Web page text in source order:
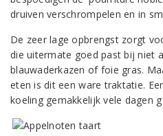
druiven verschrompelen en in
De zeer lage opbrengst zorgt
die uitermate goed past bij niet
blauwaderkazen of foie gras.
eten is dit een ware traktatie.
koeling gemakkelijk vele dagen